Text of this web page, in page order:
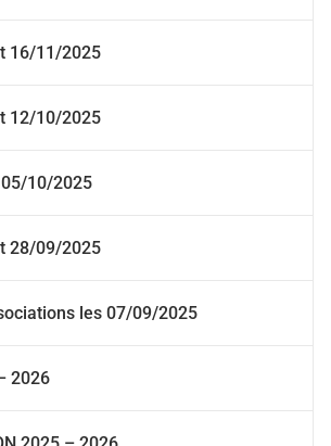
16/11/2025
12/10/2025
10/2025
28/09/2025
les 07/09/2025
2026